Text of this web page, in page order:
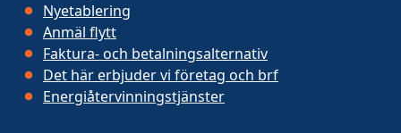
Nyetablering
Anmäl flytt
Faktura- och betalningsalternativ
Det här erbjuder vi företag och brf
Energiåtervinningstjänster